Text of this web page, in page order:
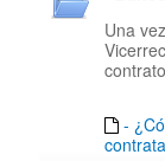
Una
-